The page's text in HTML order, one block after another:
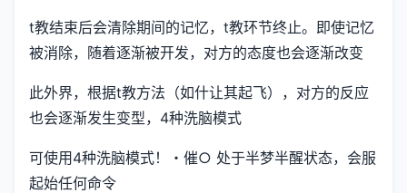
t教结束后会清除期间的记忆，t教环节终止。即使记忆
被消除，随着逐渐被开发，对方的态度也会逐渐改变
此外界，根据t教方法（如什让其起飞），对方的反应
也会逐渐发生变型，4种洗脑模式
可使用4种洗脑模式！・催○ 处于半梦半醒状态，会服
起始任何命令